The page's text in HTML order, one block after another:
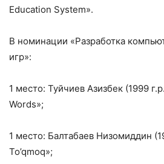
Education System».
В номинации «Разработка
игр»:
1 место: Туйчиев Азизбек (1999
Words»;
1 место: Балтабаев Низомиддин
To’qmoq»;